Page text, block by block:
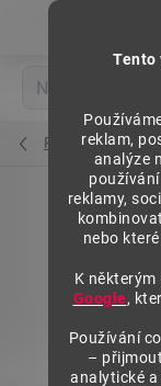
Tento
reklam,
analýze
reklamy,
nebo
K
Google,
Používání
–
analytické
Rámy regálů